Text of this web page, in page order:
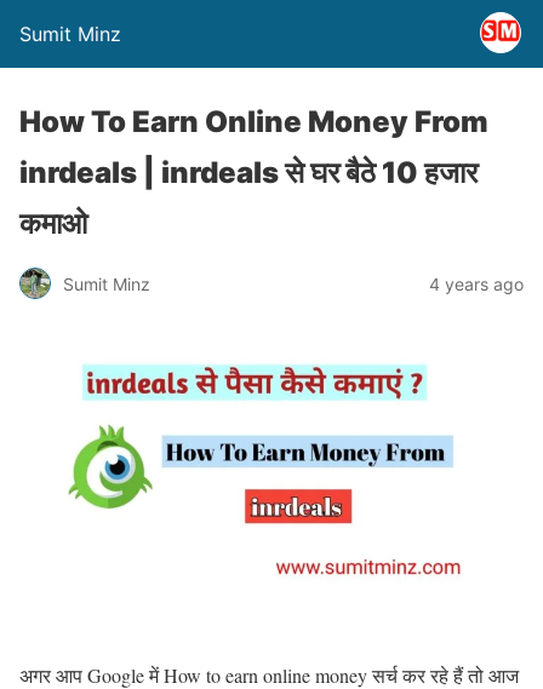
Sumit Minz
How To Earn Online Money From
inrdeals | inrdeals से घर बैठे 10 हजार
कमाओ
Sumit Minz 4 years ago
अगर आप Google में How to earn online money सर्च कर रहे हैं तो आज